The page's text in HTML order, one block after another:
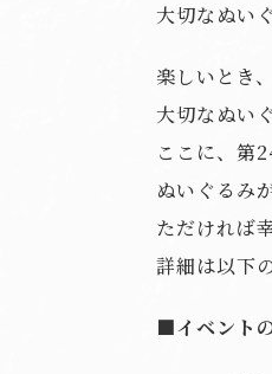
大切なぬい
楽しいとき
大切なぬい
ここに、第
ぬいぐるみ
ただければ
詳細は以下
■イベント